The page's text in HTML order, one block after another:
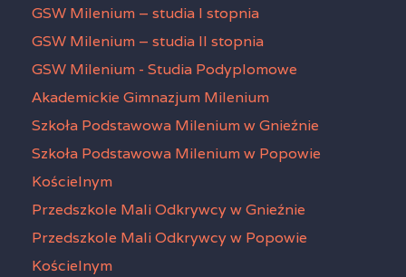
GSW Milenium – studia I stopnia
GSW Milenium – studia II stopnia
GSW Milenium - Studia Podyplomowe
Akademickie Gimnazjum Milenium
Szkoła Podstawowa Milenium w Gnieźnie
Szkoła Podstawowa Milenium w Popowie
Kościelnym
Przedszkole Mali Odkrywcy w Gnieźnie
Przedszkole Mali Odkrywcy w Popowie
Kościelnym